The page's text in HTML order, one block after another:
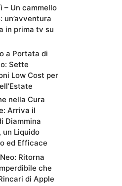
– Un cammello
un’avventura
in prima tv su
a Portata di
Sette
Low Cost per
nella Cura
Arriva il
Diammina
un Liquido
ed Efficace
Ritorna
che
di Apple